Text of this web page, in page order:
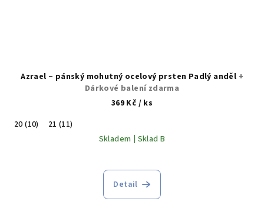
Azrael – pánský mohutný ocelový prsten Padlý anděl +
Dárkové balení zdarma
369 Kč / ks
20 (10)
21 (11)
Skladem | Sklad B
Detail